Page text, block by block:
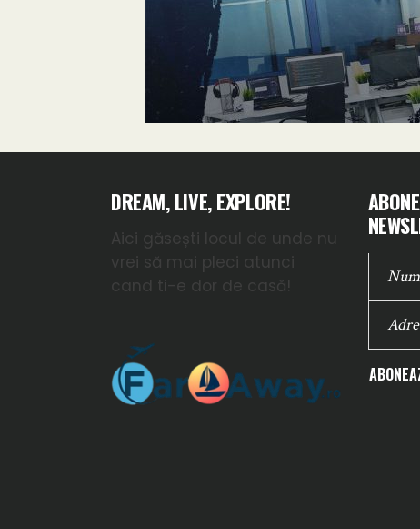
DREAM, LIVE, EXPLORE!
Aici găsești locul de unde nu
vrei să mai pleci atunci
cand ti-e dor de casă!